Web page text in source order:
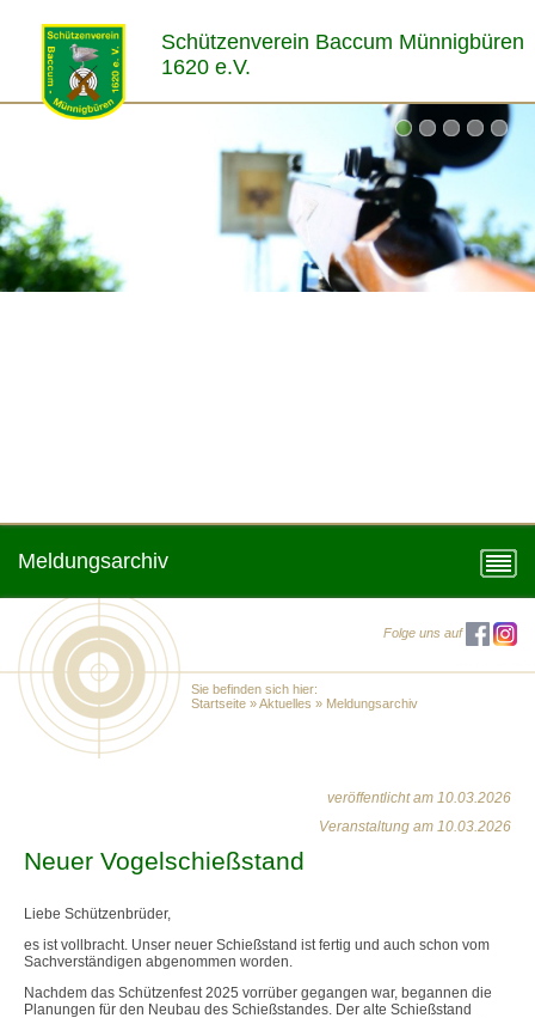
Schützenverein Baccum Münnigbüren
1620 e.V.
Meldungsarchiv
Sie befinden sich hier:
Startseite »Aktuelles » Meldungsarchiv
Folge uns auf
veröffentlicht am 10.03.2026
Veranstaltung am 10.03.2026
Neuer Vogelschießstand
Liebe Schützenbrüder,
es ist vollbracht. Unser neuer Schießstand ist fertig und auch schon vom
Sachverständigen abgenommen worden.
Nachdem das Schützenfest 2025 vorrüber gegangen war, begannen die
Planungen für den Neubau des Schießstandes. Der alte Schießstand